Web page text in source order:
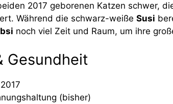
2017 geborenen Katzen schwer,
Während die schwarz-weiße Susi
noch viel Zeit und Raum, um ihre
Gesundheit
2017
(bisher)